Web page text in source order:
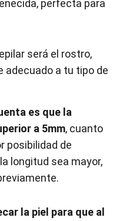
perfecta para
será el rostro,
adecuado a tu tipo de
es que la
a 5mm, cuanto
posibilidad de
longitud sea mayor,
la piel para que al